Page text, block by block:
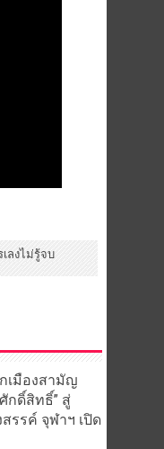
ลงไม่รู้จบ
เมืองสามัญ
กดิ์สิทธิ์” สู่
รรค์ จุฬาฯ เปิด